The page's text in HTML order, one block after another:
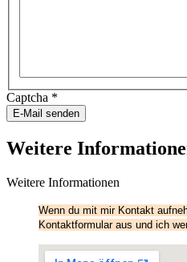
Captcha *
E-Mail senden
Weitere
Weitere Informationen
Wenn du mit mir Kontakt
Kontaktformular aus und ich